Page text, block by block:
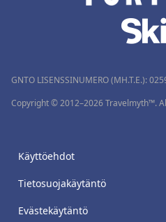
GNTO LISENSSINUMERO (MH.T.E.):
Copyright © 2012–2026 Travelmyth™.
Käyttöehdot
Tietosuojakäytäntö
Evästekäytäntö